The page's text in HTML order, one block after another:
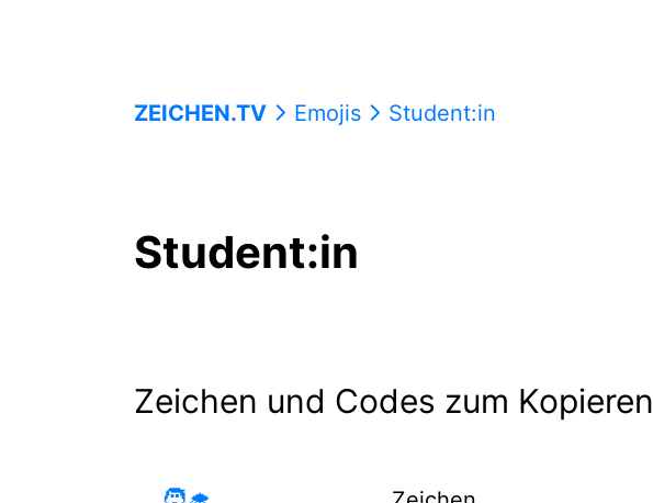
ZEICHEN.TV Emojis Student:in
Student:in
Zeichen und Codes zum Kopieren